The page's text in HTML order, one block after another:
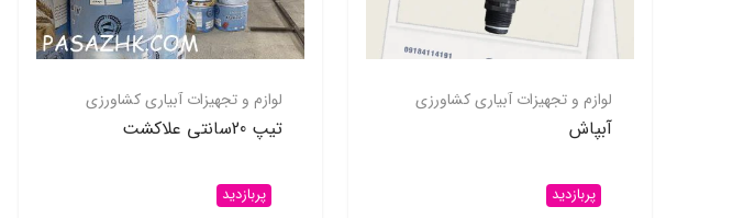
لوازم و تجهیزات آبیاری کشاورزی
آبپاش
پربازدید
لوازم و تجهیزات آبیاری کشاورزی
تیپ 20سانتی علاکشت
پربازدید